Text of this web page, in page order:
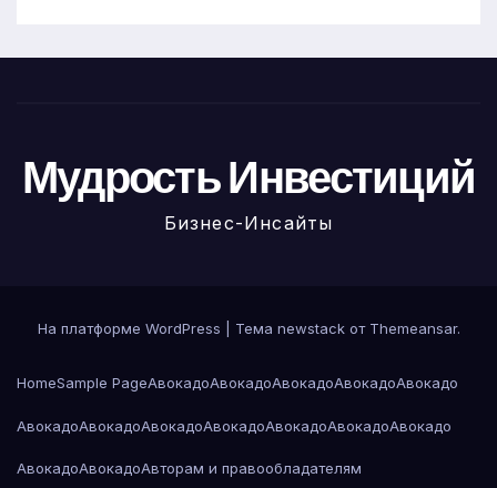
Мудрость Инвестиций
Бизнес-Инсайты
На платформе WordPress Тема newstack от Themeansar.
HomeSample PageАвокадоАвокадоАвокадоАвокадоАвокадо
АвокадоАвокадоАвокадоАвокадоАвокадоАвокадоАвокадо
АвокадоАвокадоАвторам и правообладателям